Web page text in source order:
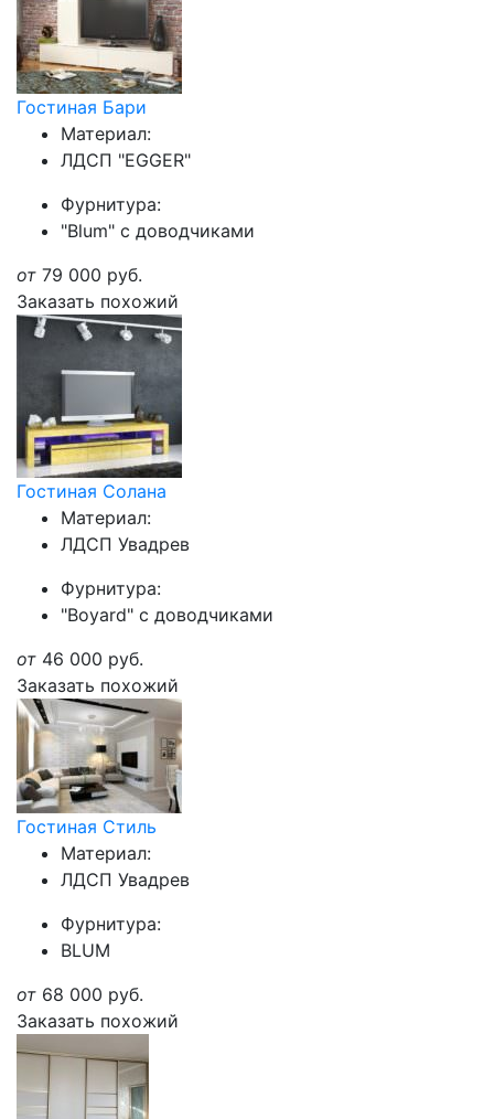
Гостиная Бари
Материал:
ЛДСП "EGGER"
Фурнитура:
"Blum" с доводчиками
от 79 000 руб.
Заказать похожий
Гостиная Солана
Материал:
ЛДСП Увадрев
Фурнитура:
"Boyard" с доводчиками
от 46 000 руб.
Заказать похожий
Гостиная Стиль
Материал:
ЛДСП Увадрев
Фурнитура:
BLUM
от 68 000 руб.
Заказать похожий